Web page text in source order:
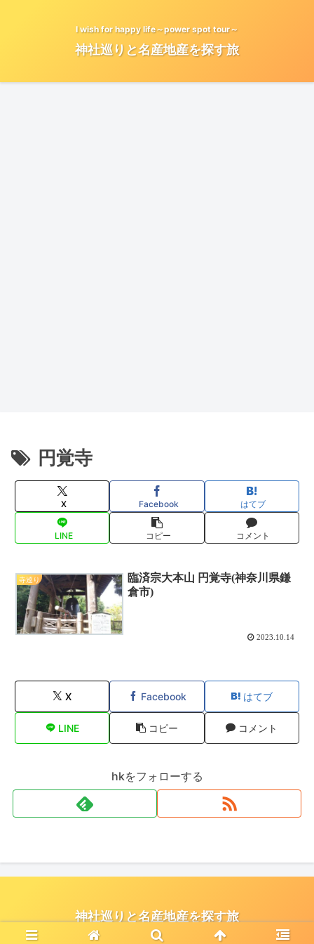
I wish for happy life～power spot tour～
神社巡りと名産地産を探す旅
円覚寺
X Facebook はてブ
LINE コピー コメント
寺巡り
臨済宗大本山 円覚寺(神奈川県鎌
倉市)
2023.10.14
X Facebook はてブ
LINE コピー コメント
hkをフォローする
神社巡りと名産地産を探す旅
© 2021 神社巡りと名産地産を探す旅.